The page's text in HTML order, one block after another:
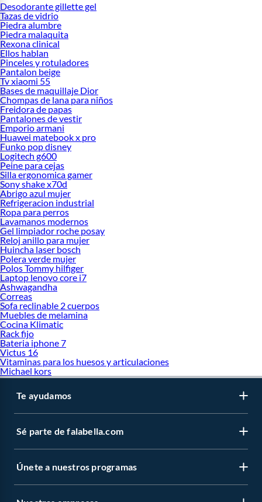
Desodorante gillette gel
Tazas de vidrio
Piedra alumbre
Piedra malaquita
Rexona clinical
Ellos hablan
Pinceles y rotuladores
Pantalon beige
Tv xiaomi 55
Bases de maquillaje Dior
Chompas de lana para niños
Freidora de papas
Pantalones de vestir
Emporio armani
Huawei matebook x pro
Funko pop disney
Logitech g600
Peine para cejas
Silla ergonomica gamer
Sony shake x70d
Abrigo azul mujer
Refrigeracion industrial
Ropa para perros
Lavamanos modernos
Gel limpiador roche posay
Reloj anillo para mujer
Huincha laser bosch
Polera verde mujer
Polos Tommy hilfiger
Laptop lenovo core i7
Ashwagandha
Correas
Sofa reclinable 2 cuerpos
Muebles de melamina
Cocina Klimatic
Rack fijo
Bateria iphone 7
Victus 16
Vitaminas para los huesos y articulaciones
Michael kors
Te ayudamos
Sé parte de falabella.com
Únete a nuestros programas